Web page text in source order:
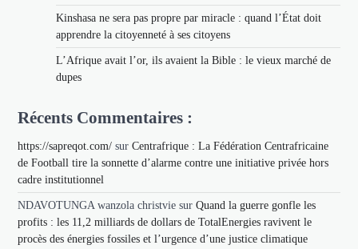
Kinshasa ne sera pas propre par miracle : quand l’État doit
apprendre la citoyenneté à ses citoyens
L’Afrique avait l’or, ils avaient la Bible : le vieux marché de
dupes
Récents Commentaires :
https://sapreqot.com/ surCentrafrique : La Fédération Centrafricaine
de Football tire la sonnette d’alarme contre une initiative privée hors
cadre institutionnel
NDAVOTUNGA wanzola christvie surQuand la guerre gonfle les
profits : les 11,2 milliards de dollars de TotalEnergies ravivent le
procès des énergies fossiles et l’urgence d’une justice climatique